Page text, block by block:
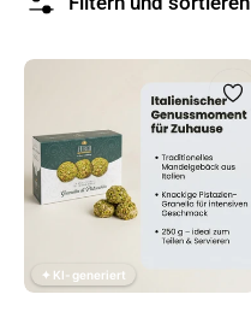
✦ KI-generiert